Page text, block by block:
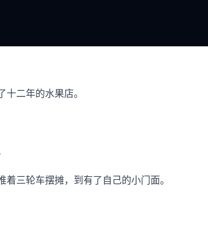
二年的水果店。
三轮车摆摊，到有了自己的小门面。